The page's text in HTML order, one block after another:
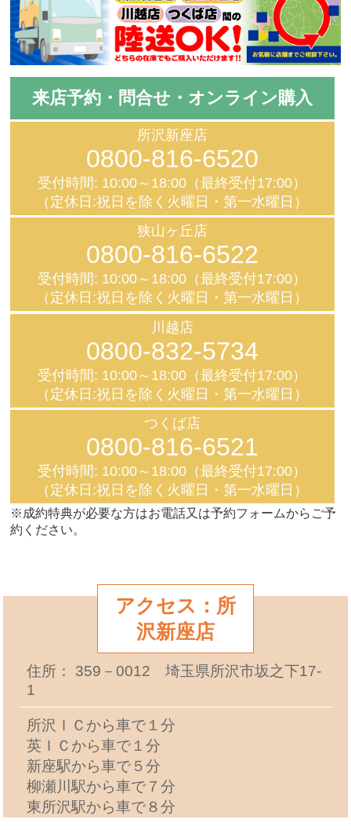
来店予約・問合せ・オンライン購入
所沢新座店
0800-816-6520
受付時間: 10:00～18:00（最終受付17:00）
（定休日:祝日を除く火曜日・第一水曜日）
狭山ヶ丘店
0800-816-6522
受付時間: 10:00～18:00（最終受付17:00）
（定休日:祝日を除く火曜日・第一水曜日）
川越店
0800-832-5734
受付時間: 10:00～18:00（最終受付17:00）
（定休日:祝日を除く火曜日・第一水曜日）
つくば店
0800-816-6521
受付時間: 10:00～18:00（最終受付17:00）
（定休日:祝日を除く火曜日・第一水曜日）
※成約特典が必要な方はお電話又は予約フォームからご予
約ください。
アクセス：所
沢新座店
住所： 359－0012 埼玉県所沢市坂之下17-
1
所沢ＩＣから車で１分
英ＩＣから車で１分
新座駅から車で５分
柳瀬川駅から車で７分
東所沢駅から車で８分